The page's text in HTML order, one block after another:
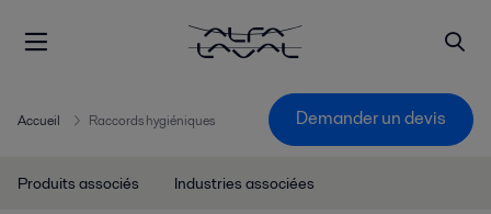
Accueil Raccords hygiéniques Demander un devis
Produits associés Industries associées